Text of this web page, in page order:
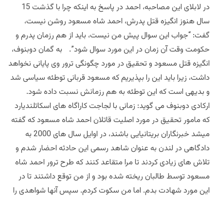
در لابلای این مصاحبه، احمد در پاسخ به اینکه چرا با گذشت 15
سال هنوز انگیزه قتل پدرش، احمد شاه مسعود روشن نیست،
گفت: “جواب این سوال پیش من نیست، باید از هم رزمان پدرم و
حکومت وقت آن زمان در این مورد سوال شود”. به گمان دوبنوف،
انگیزه قتل مسعود و تحقیق در مورد چگونگی ترور وی پایانی نخواهد
داشت، زیرا باید این را بپذیریم که مسعود قربانی توطئه سیاسی شد
و بدیهی است که این توطئه به هم رزمانش نسبت داده شود.
ارکادی دوبنوف می گوید: زمانی با لجاجت کاراگاه های اسکاتلندیارد
که مامور تحقیق در مورد اصلیت قاتلان احمد شاه مسعود که گفته
میشد خبرنگاران بریتانیایی باشند، در اوایل سال های 2000 به
دادگاهی در لندن به عنوان شاهد رسمی این حادثه احضار شدم و
تلاش های زیادی کردند تا مرا متقاعد کنند که طرح ترور احمد شاه
مسعود توسط طالبان ریخته شده بود و از من توقع داشتند تا در
این مورد شهادت بدم. اما من سکوت کردم. سپس آنها شواهدی را